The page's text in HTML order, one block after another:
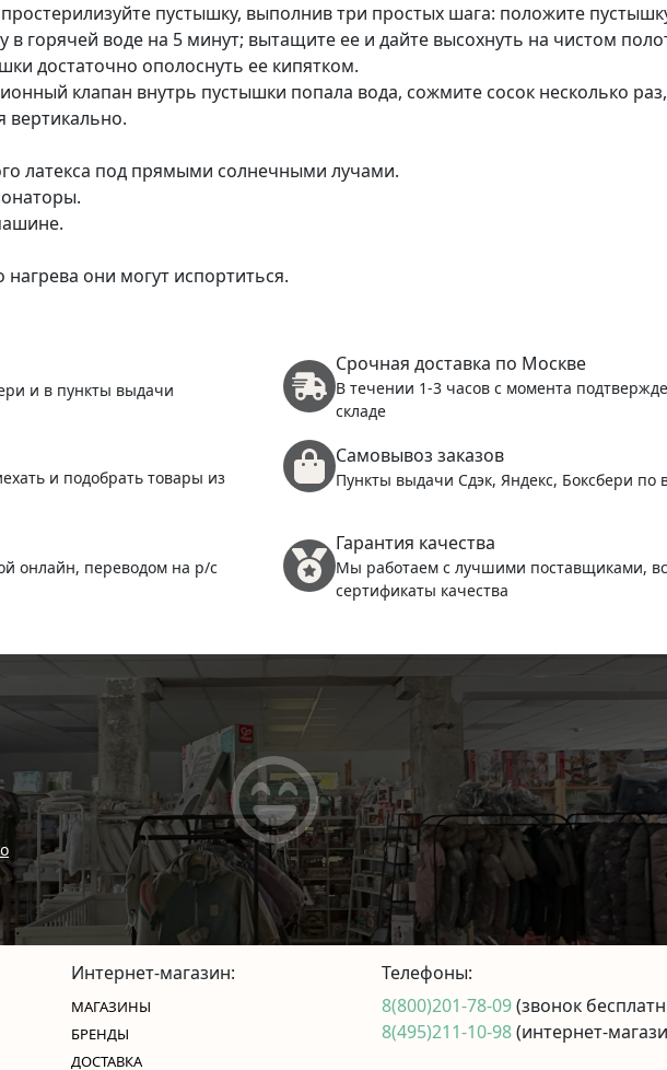
пустышку, выполнив три простых шага: положите
в горячей воде на 5 минут; вытащите ее и дайте высохнуть на чистом
достаточно ополоснуть ее кипятком.
клапан внутрь пустышки попала вода, сожмите сосок несколько
вертикально.
латекса под прямыми солнечными лучами.
они могут испортиться.
и в пункты выдачи
Срочная доставка по Москве
В течении 1-3 часов с момента
складе
и подобрать товары из
Самовывоз заказов
Пункты выдачи Сдэк, Яндекс, Боксбери по
онлайн, переводом на р/с
Гарантия качества
Мы работаем с лучшими поставщиками,
сертификаты качества
Интернет-магазин:
МАГАЗИНЫ
БРЕНДЫ
ДОСТАВКА
Телефоны:
8(800)201-78-09(звонок
8(495)211-10-98(интернет-